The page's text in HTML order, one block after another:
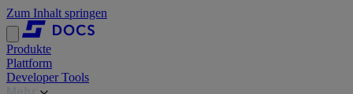
Zum Inhalt springen
Produkte
Plattform
Developer Tools